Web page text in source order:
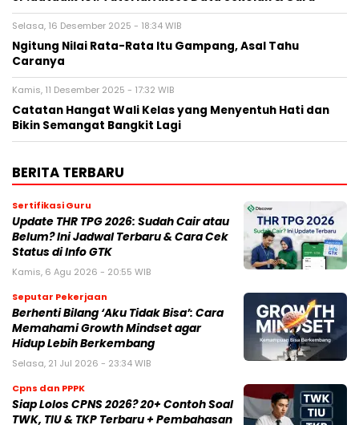
Selasa, 16 Desember 2025 - 18:34 WIB
Ngitung Nilai Rata-Rata Itu Gampang, Asal Tahu
Caranya
Kamis, 11 Desember 2025 - 17:32 WIB
Catatan Hangat Wali Kelas yang Menyentuh Hati dan
Bikin Semangat Bangkit Lagi
BERITA TERBARU
Sertifikasi Guru
Update THR TPG 2026: Sudah Cair atau
Belum? Ini Jadwal Terbaru & Cara Cek
Status di Info GTK
Kamis, 6 Agu 2026 - 20:55 WIB
Seputar Pekerjaan
Berhenti Bilang ‘Aku Tidak Bisa’: Cara
Memahami Growth Mindset agar
Hidup Lebih Berkembang
Selasa, 21 Jul 2026 - 23:34 WIB
Cpns dan PPPK
Siap Lolos CPNS 2026? 20+ Contoh Soal
TWK, TIU & TKP Terbaru + Pembahasan